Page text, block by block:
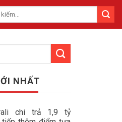
NHẤT
chi trả 1,9 tỷ